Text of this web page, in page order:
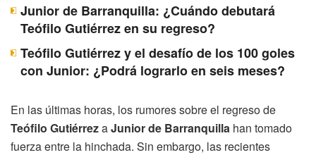
Junior de Barranquilla: ¿Cuándo debutará
Teófilo Gutiérrez en su regreso?
Teófilo Gutiérrez y el desafío de los 100 goles
con Junior: ¿Podrá lograrlo en seis meses?
En las últimas horas, los rumores sobre el regreso de
Teófilo GutiérrezaJunior de Barranquilla han tomado
fuerza entre la hinchada. Sin embargo, las recientes